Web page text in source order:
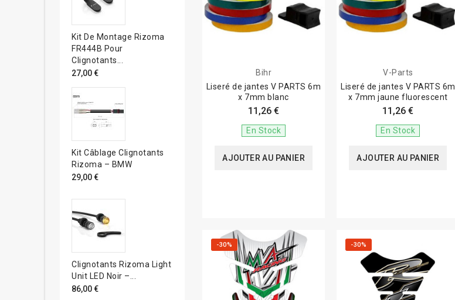
Kit De Montage Rizoma
FR444B Pour
Clignotants...
27,00 €
Kit Câblage Clignotants
Rizoma – BMW
29,00 €
Clignotants Rizoma Light
Unit LED Noir –...
86,00 €
Bihr
Liseré de jantes V PARTS 6m
x 7mm blanc
11,26 €
En Stock
AJOUTER AU PANIER
V-Parts
Liseré de jantes V PARTS 6m
x 7mm jaune fluorescent
11,26 €
En Stock
AJOUTER AU PANIER
-30% -30%